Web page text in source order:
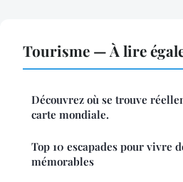
Tourisme — À lire
Découvrez où se trouve
carte mondiale.
Top 10 escapades pour vivre
mémorables